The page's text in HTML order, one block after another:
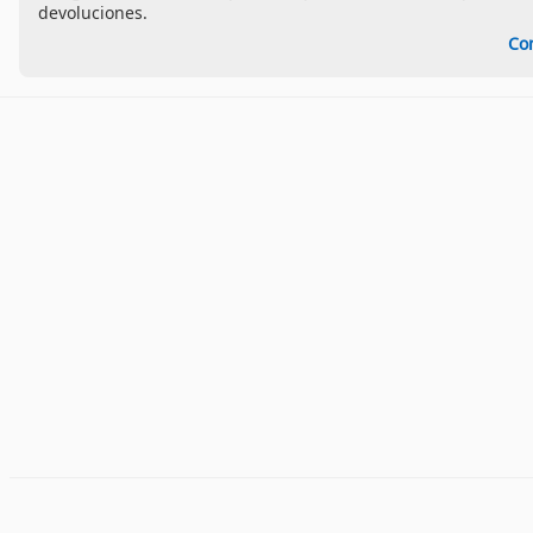
devoluciones.